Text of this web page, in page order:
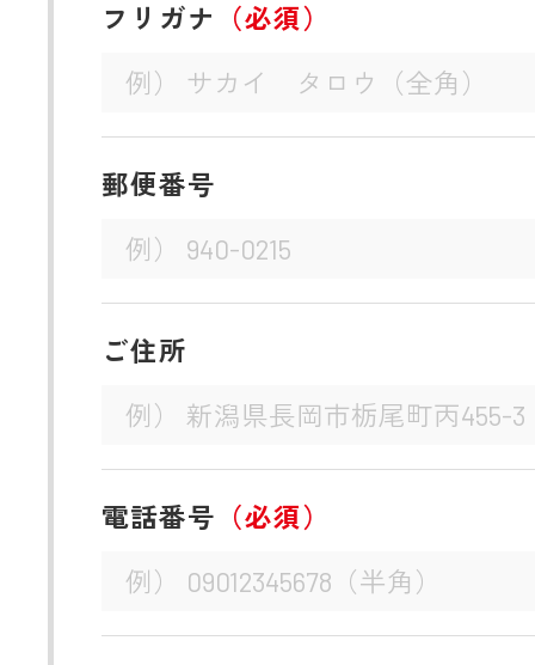
フリガナ （必須）
郵便番号
ご住所
電話番号 （必須）